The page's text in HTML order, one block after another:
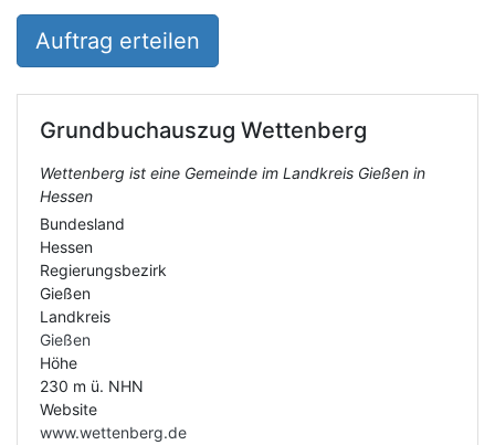
Auftrag erteilen
Grundbuchauszug Wettenberg
Wettenberg ist eine Gemeinde im Landkreis Gießen in
Hessen
Bundesland
Hessen
Regierungsbezirk
Gießen
Landkreis
Gießen
Höhe
230 m ü. NHN
Website
www.wettenberg.de